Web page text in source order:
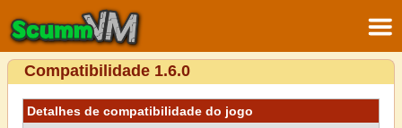
Compatibilidade 1.6.0
Detalhes de compatibilidade do jogo